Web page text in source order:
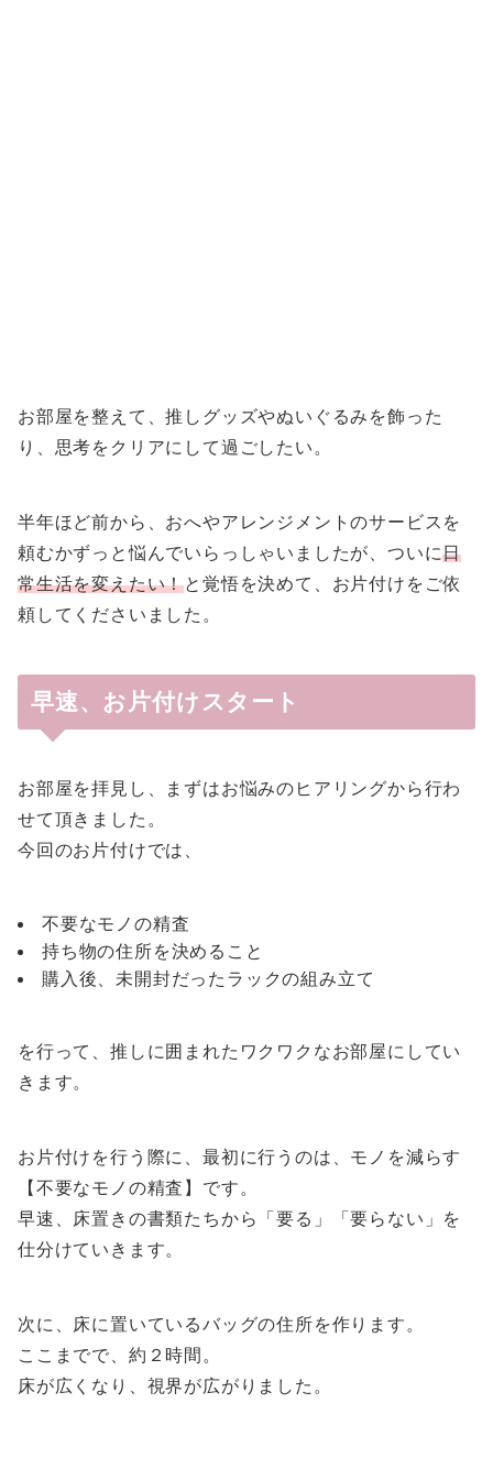
お部屋を整えて、推しグッズやぬいぐるみを飾った
り、思考をクリアにして過ごしたい。
半年ほど前から、おへやアレンジメントのサービスを
頼むかずっと悩んでいらっしゃいましたが、ついに日
常生活を変えたい！と覚悟を決めて、お片付けをご依
頼してくださいました。
早速、お片付けスタート
お部屋を拝見し、まずはお悩みのヒアリングから行わ
せて頂きました。
今回のお片付けでは、
不要なモノの精査
持ち物の住所を決めること
購入後、未開封だったラックの組み立て
を行って、推しに囲まれたワクワクなお部屋にしてい
きます。
お片付けを行う際に、最初に行うのは、モノを減らす
【不要なモノの精査】です。
早速、床置きの書類たちから「要る」「要らない」を
仕分けていきます。
次に、床に置いているバッグの住所を作ります。
ここまでで、約２時間。
床が広くなり、視界が広がりました。